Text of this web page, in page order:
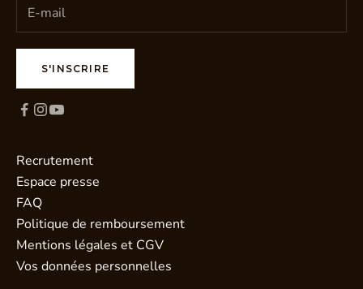
S'INSCRIRE
Recrutement
Espace presse
FAQ
Politique de remboursement
Mentions légales et CGV
Vos données personnelles